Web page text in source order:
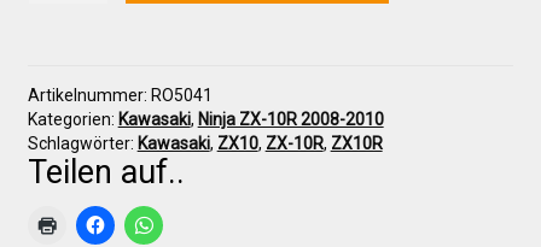
Infos zu unseren Produkten
Händlerkonditionen
klein
Menge
Artikelnummer: RO5041
Kategorien: Kawasaki, Ninja ZX-10R 2008-2010
Schlagwörter: Kawasaki, ZX10, ZX-10R, ZX10R
Teilen auf..